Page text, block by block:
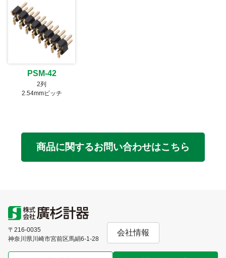
お問い合わせ窓口
会社情報
PSM-42
2列
2.54mmピッチ
商品に関するお問い合わせはこちら
〒216-0035
神奈川県川崎市宮前区馬絹6-1-28
会社情報